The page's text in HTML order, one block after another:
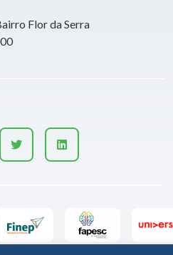
Flor da Serra